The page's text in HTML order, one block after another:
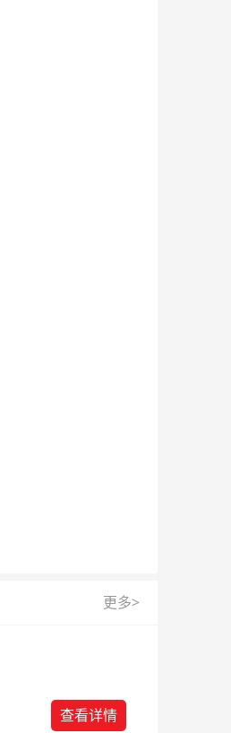
更多>
查看详情